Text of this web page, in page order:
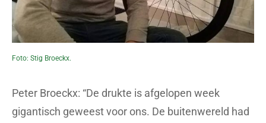
Foto: Stig Broeckx.
Peter Broeckx: “De drukte is afgelopen week
gigantisch geweest voor ons. De buitenwereld had